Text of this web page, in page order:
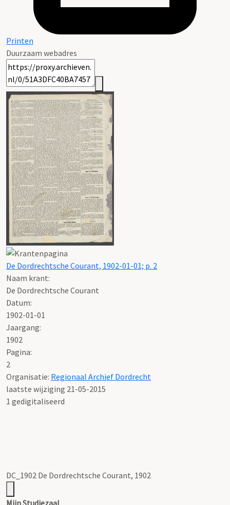
Printen
Duurzaam webadres
De Dordrechtsche Courant, 1902-01-01; p. 2
Naam krant:
De Dordrechtsche Courant
Datum:
1902-01-01
Jaargang:
1902
Pagina:
2
Organisatie: Regionaal Archief Dordrecht
laatste wijziging 21-05-2015
1 gedigitaliseerd
DC_1902 De Dordrechtsche Courant, 1902
Mijn Studiezaal